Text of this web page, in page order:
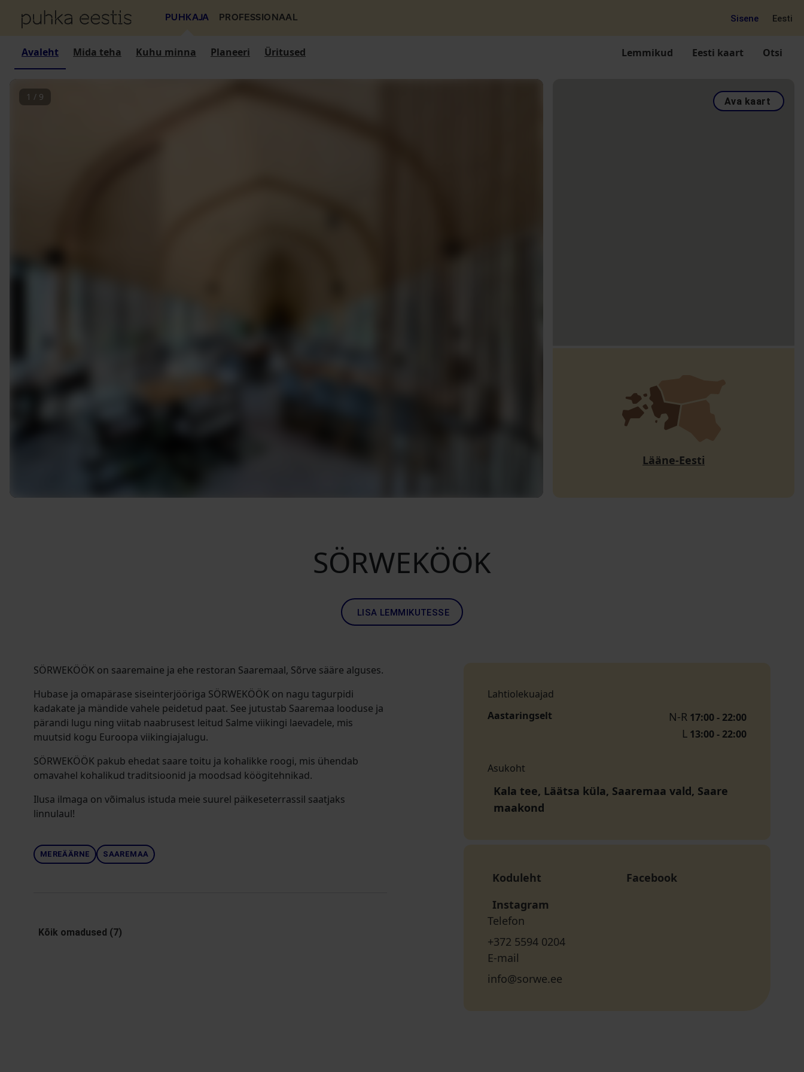
PUHKAJA PROFESSIONAAL Sisene Eesti
Avaleht Mida teha Kuhu minna Planeeri Üritused Lemmikud Eesti kaart Otsi
1 / 9 Ava kaart
Lääne-Eesti
SÖRWEKÖÖK
LISA LEMMIKUTESSE
SÖRWEKÖÖK on saaremaine ja ehe restoran Saaremaal, Sõrve sääre alguses.
Hubase ja omapärase siseinterjööriga SÖRWEKÖÖK on nagu tagurpidi
kadakate ja mändide vahele peidetud paat. See jutustab Saaremaa looduse ja
pärandi lugu ning viitab naabrusest leitud Salme viikingi laevadele, mis
muutsid kogu Euroopa viikingiajalugu.
SÖRWEKÖÖK pakub ehedat saare toitu ja kohalikke roogi, mis ühendab
omavahel kohalikud traditsioonid ja moodsad köögitehnikad.
Ilusa ilmaga on võimalus istuda meie suurel päikeseterrassil saatjaks
linnulaul!
MEREÄÄRNE SAAREMAA
Kõik omadused (7)
Lahtiolekuajad
Aastaringselt
N-R 17:00 - 22:00
L 13:00 - 22:00
Asukoht
Kala tee, Läätsa küla, Saaremaa vald, Saare
maakond
Koduleht
Facebook
Instagram
Telefon
+372 5594 0204
E-mail
info@sorwe.ee